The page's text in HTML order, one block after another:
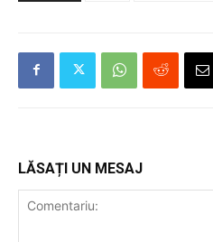
LĂSAȚI UN MESAJ